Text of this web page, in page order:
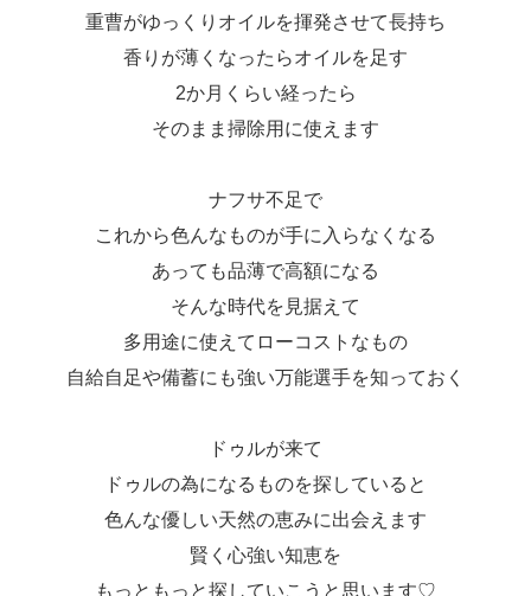
重曹がゆっくりオイルを揮発させて長持ち
香りが薄くなったらオイルを足す
2か月くらい経ったら
そのまま掃除用に使えます
ナフサ不足で
これから色んなものが手に入らなくなる
あっても品薄で高額になる
そんな時代を見据えて
多用途に使えてローコストなもの
自給自足や備蓄にも強い万能選手を知っておく
ドゥルが来て
ドゥルの為になるものを探していると
色んな優しい天然の恵みに出会えます
賢く心強い知恵を
もっともっと探していこうと思います♡